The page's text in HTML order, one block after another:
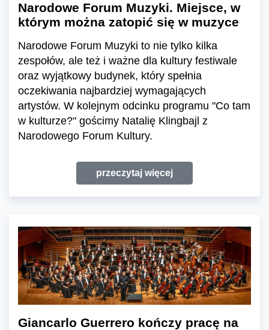
Narodowe Forum Muzyki. Miejsce, w
którym można zatopić się w muzyce
Narodowe Forum Muzyki to nie tylko kilka
zespołów, ale też i ważne dla kultury festiwale
oraz wyjątkowy budynek, który spełnia
oczekiwania najbardziej wymagających
artystów. W kolejnym odcinku programu "Co tam
w kulturze?" gościmy Natalię Klingbajl z
Narodowego Forum Kultury.
przeczytaj więcej
Giancarlo Guerrero kończy pracę na